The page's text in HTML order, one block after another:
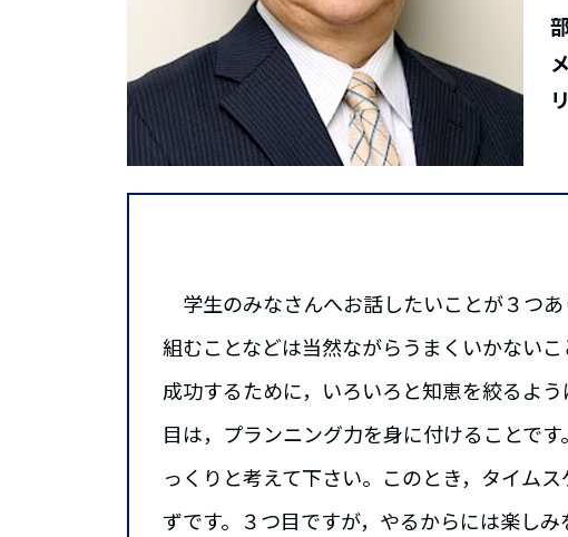
学生のみなさんへお話したいことが３つ
組むことなどは当然ながらうまくいかない
成功するために，いろいろと知恵を絞るよ
目は，プランニング力を身に付けることで
っくりと考えて下さい。このとき，タイム
ずです。３つ目ですが，やるからには楽し